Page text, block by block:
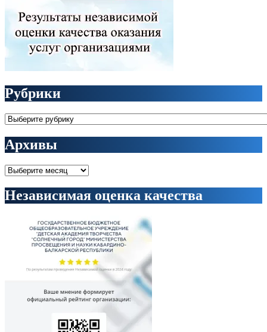
Рубрики
Рубрики
Архивы
Архивы
Независимая оценка качества